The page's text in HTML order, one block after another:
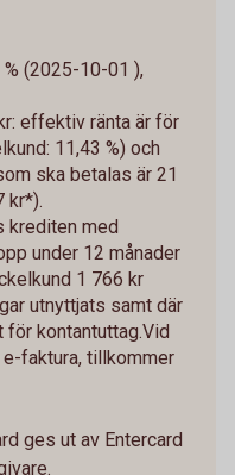
(2025-10-01 ),
effektiv ränta är för
11,43 %) och
ska betalas är 21
kr*).
krediten med
under 12 månader
1 766 kr
utnyttjats samt där
kontantuttag.Vid
faktura, tillkommer
ges ut av Entercard